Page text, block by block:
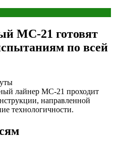
МС-21 готовят
по всей
лайнер МС-21 проходит
направленной
технологичности.